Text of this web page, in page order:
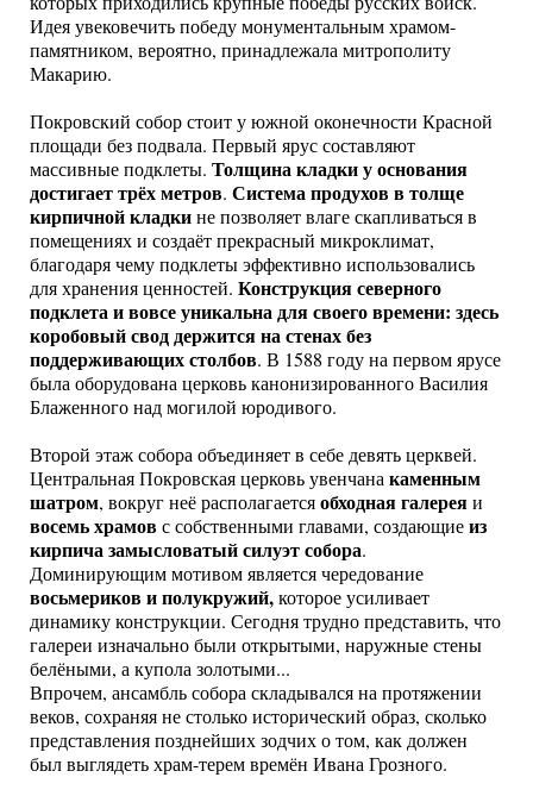
Идея увековечить победу монументальным храмом-
памятником, вероятно, принадлежала митрополиту
Макарию.
Покровский собор стоит у южной оконечности Красной
площади без подвала. Первый ярус составляют
массивные подклеты. Толщина кладки у основания
достигает трёх метров. Система продуховв толще
кирпичной кладкине позволяет влаге скапливаться в
помещениях и создаёт прекрасный микроклимат,
благодаря чему подклеты эффективно использовались
для хранения ценностей. Конструкция северного
подклета и вовсе уникальна для своего времени: здесь
коробовый свод держится на стенах без
поддерживающих столбов. В 1588 году на первом ярусе
была оборудована церковь канонизированного Василия
Блаженного над могилой юродивого.
Второй этаж собора объединяет в себе девять церквей.
Центральная Покровская церковь увенчанакаменным
шатром, вокруг неё располагаетсяобходная галереяи
восемь храмовс собственными главами, создающиеиз
кирпича замысловатый силуэт собора.
Доминирующим мотивом является чередование
восьмериков и полукружий,которое усиливает
динамику конструкции. Сегодня трудно представить, что
галереи изначально были открытыми, наружные стены
белёными, а купола золотыми...
Впрочем, ансамбль собора складывался на протяжении
веков, сохраняя не столько исторический образ, сколько
представления позднейших зодчих о том, как должен
был выглядеть храм-терем времён Ивана Грозного.